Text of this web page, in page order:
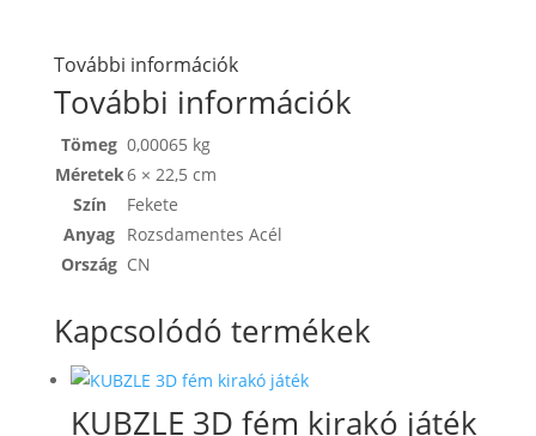
További információk
További információk
Tömeg 0,00065 kg
Méretek6 × 22,5 cm
Szín
Fekete
Anyag Rozsdamentes Acél
Ország CN
Kapcsolódó termékek
KUBZLE 3D fém kirakó játék